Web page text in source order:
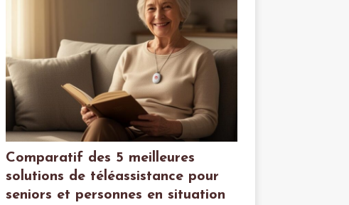
Comparatif des 5 meilleures
solutions de téléassistance pour
seniors et personnes en situation